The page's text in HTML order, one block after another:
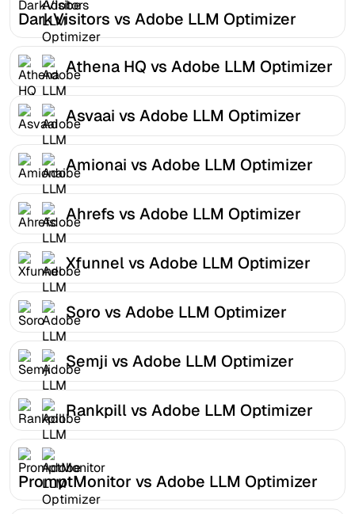
DarkVisitors vs Adobe LLM Optimizer
Athena HQ vs Adobe LLM Optimizer
Asvaai vs Adobe LLM Optimizer
Amionai vs Adobe LLM Optimizer
Ahrefs vs Adobe LLM Optimizer
Xfunnel vs Adobe LLM Optimizer
Soro vs Adobe LLM Optimizer
Semji vs Adobe LLM Optimizer
Rankpill vs Adobe LLM Optimizer
PromptMonitor vs Adobe LLM Optimizer